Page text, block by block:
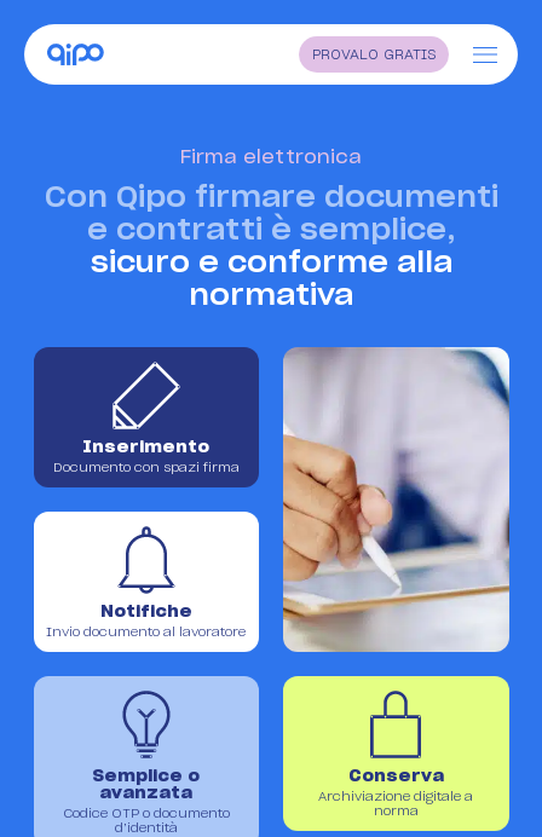
PROVALO GRATIS
Settori
Perché Qipo
Diventa rivenditore
Supporto
Faq
Contatti
DOWNLOAD APP ACCEDI
PROVALO GRATIS
Firma elettronica
Con Qipo firmare documenti
e contratti è semplice,
sicuro e conforme alla
normativa
Inserimento
Documento con spazi firma
Notifiche
Invio documento al lavoratore
Semplice o
avanzata
Codice OTP o documento
d’identità
Conserva
Archiviazione digitale a
norma